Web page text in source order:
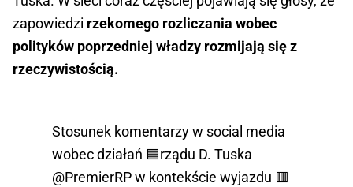
zapowiedzi rzekomego rozliczania wobec
polityków poprzedniej władzy rozmijają się z
rzeczywistością.
Stosunek komentarzy w social media
wobec działań 🟦rządu D. Tuska
@PremierRPw kontekście wyjazdu 🟥